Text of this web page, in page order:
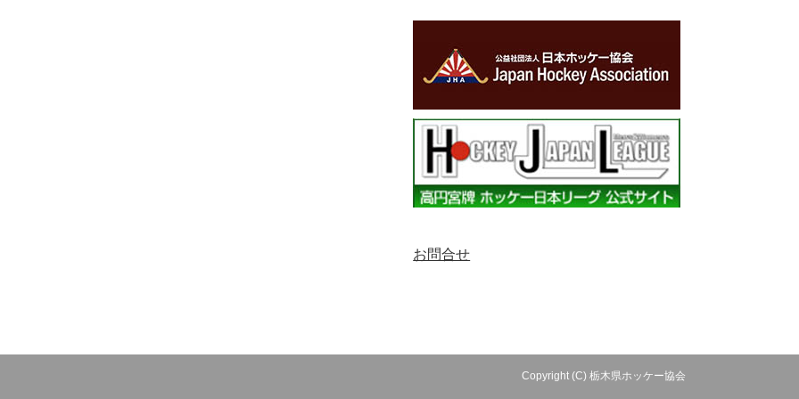
お問合せ
Copyright (C) 栃木県ホッケー協会